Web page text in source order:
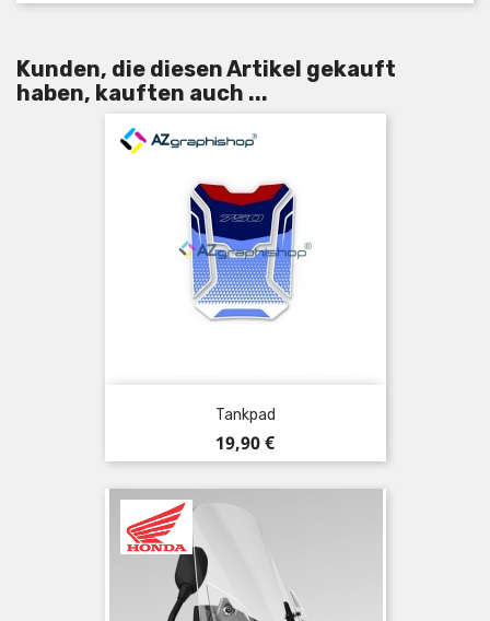
Kunden, die diesen Artikel gekauft
haben, kauften auch ...
Tankpad
Preis
19,90 €